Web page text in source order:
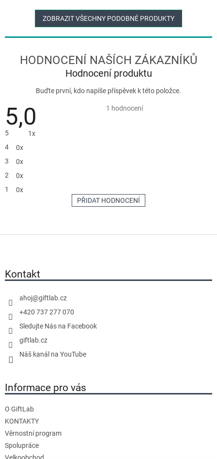
hvězdiček.
ZOBRAZIT VŠECHNY PODOBNÉ PRODUKTY
Hodnocení produktu
Buďte první, kdo napíše příspěvek k této položce.
5,0
Průměrné
1 hodnocení
5
1x
4
0x
3
0x
2
0x
1
0x
PŘIDAT HODNOCENÍ
p
h
o
n
o
c
e
n
Kontakt
ahoj@giftlab.cz
+420 737 277 070
Sledujte Nás na Facebook
giftlab.cz
Náš kanál na YouTube
Informace pro vás
O GiftLab
KONTAKTY
Věrnostní program
Spolupráce